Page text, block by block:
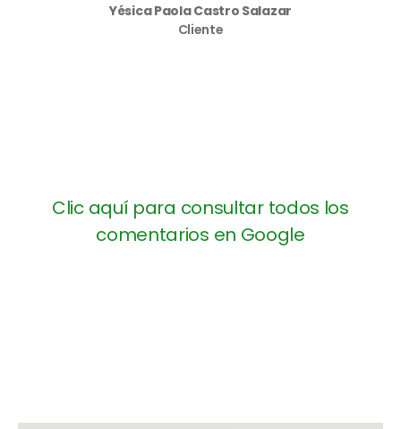
Yésica Paola Castro Salazar
Cliente
Clic aquí para consultar todos los
comentarios en Google